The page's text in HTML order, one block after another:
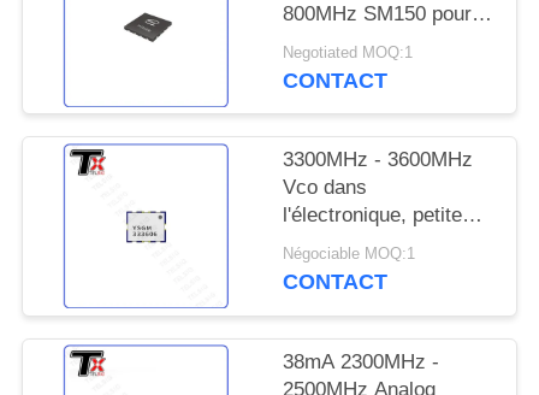
PRIVACY
POLICY
800MHz SM150 pour
les pièces du module
de brouilleur
Negotiated MOQ:1
CONTACT
3300MHz - 3600MHz
Vco dans
l'électronique, petite
onde rectangulaire
actuelle fonctionnante
Négociable MOQ:1
CONTACT
38mA 2300MHz -
2500MHz Analog